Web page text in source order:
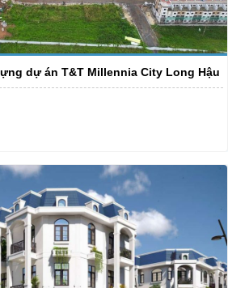
dự án T&T Millennia City Long Hậu